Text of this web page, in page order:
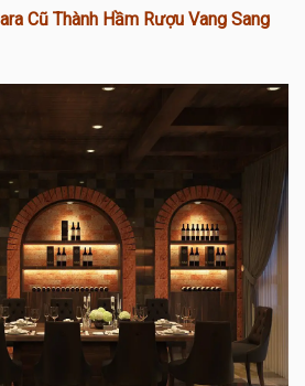
Cũ Thành Hầm Rượu Vang Sang